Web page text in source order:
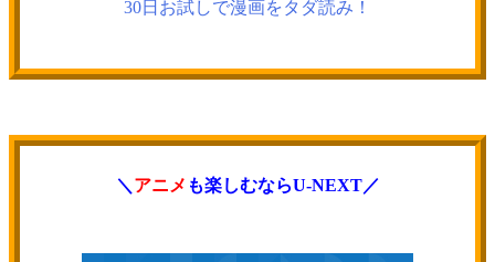
30日お試しで漫画をタダ読み！
＼ アニメ も楽しむならU-NEXT／